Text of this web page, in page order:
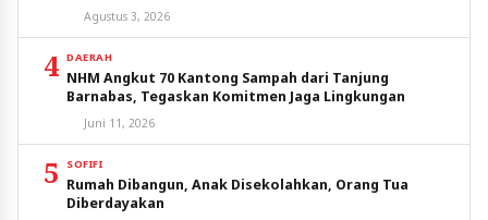
Agustus 3, 2026
4 DAERAH
NHM Angkut 70 Kantong Sampah dari Tanjung
Barnabas, Tegaskan Komitmen Jaga Lingkungan
Juni 11, 2026
5 SOFIFI
Rumah Dibangun, Anak Disekolahkan, Orang Tua
Diberdayakan